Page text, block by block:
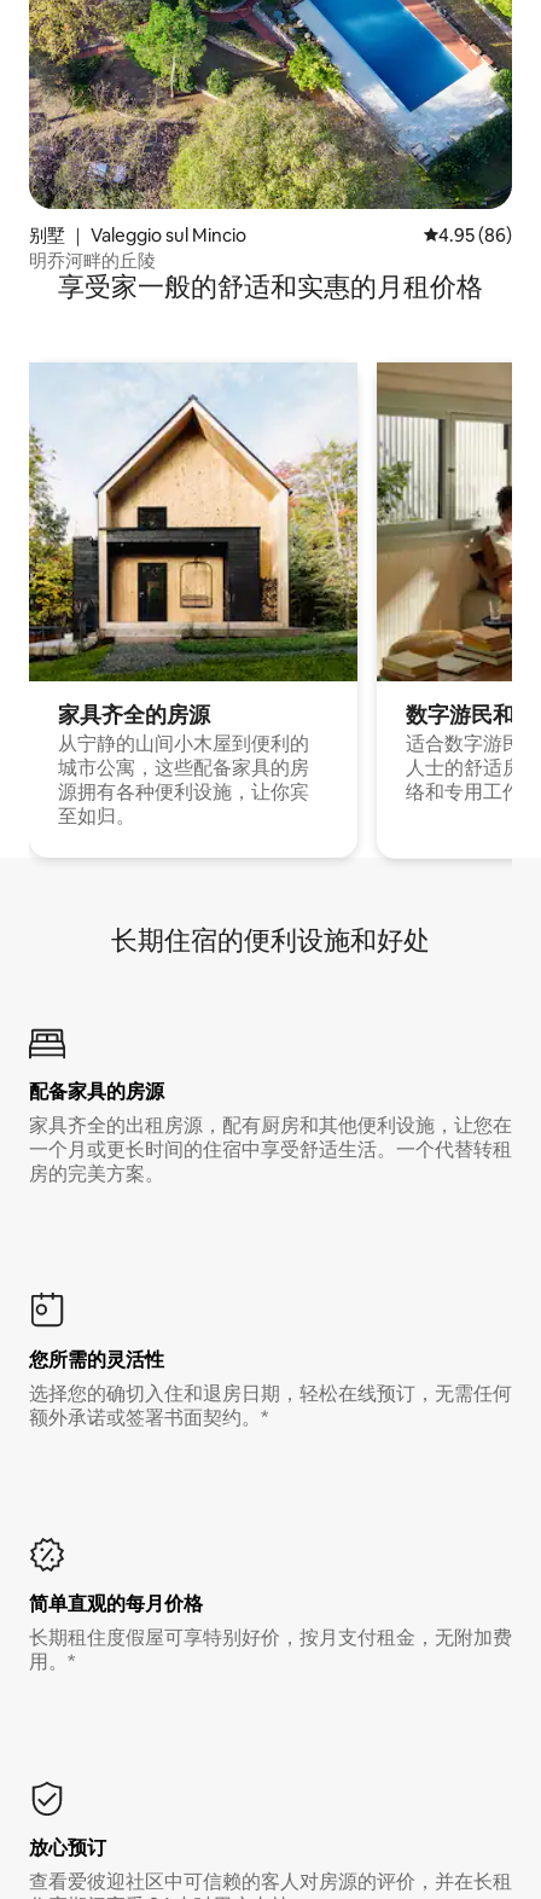
别墅 ｜ Valeggio sul Mincio 平均评分 4.95
4.95 (86)
明乔河畔的丘陵
享受家一般的舒适和实惠的月租价格
家具齐全的房源
从宁静的山间小木屋到便利的
城市公寓，这些配备家具的房
源拥有各种便利设施，让你宾
至如归。
数字游民和
适合数字游民
人士的舒适房
络和专用工作
长期住宿的便利设施和好处
配备家具的房源
家具齐全的出租房源，配有厨房和其他便利设施，让您在
一个月或更长时间的住宿中享受舒适生活。一个代替转租
房的完美方案。
您所需的灵活性
选择您的确切入住和退房日期，轻松在线预订，无需任何
额外承诺或签署书面契约。*
简单直观的每月价格
长期租住度假屋可享特别好价，按月支付租金，无附加费
用。*
放心预订
查看爱彼迎社区中可信赖的客人对房源的评价，并在长租